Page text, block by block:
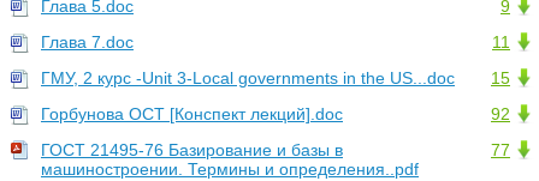
9
Глава 5.doc
11
Глава 7.doc
15
ГМУ, 2 курс -Unit 3-Local governments in the US...doc
92
Горбунова ОСТ [Конспект лекций].doc
77
ГОСТ 21495-76 Базирование и базы в
машиностроении. Термины и определения..pdf